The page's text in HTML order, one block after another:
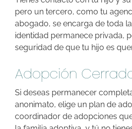
pero un tercero, como tu
abogado, se encarga de toda
identidad permanece privada,
seguridad de que tu hijo es
Adopción
Si deseas permanecer
anonimato, elige un plan de
coordinador de adopciones